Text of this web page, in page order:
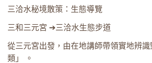
三洽水秘境散策：生態導覽
三和三元宮 ➔三洽水生態步道
從三元宮出發，由在地講師帶領實地辨
類」 。